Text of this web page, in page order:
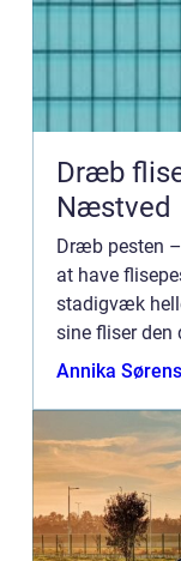
Dræb
Næstved
Dræb pesten
at have
stadigvæk
sine fliser den
at dine fliser
Annika